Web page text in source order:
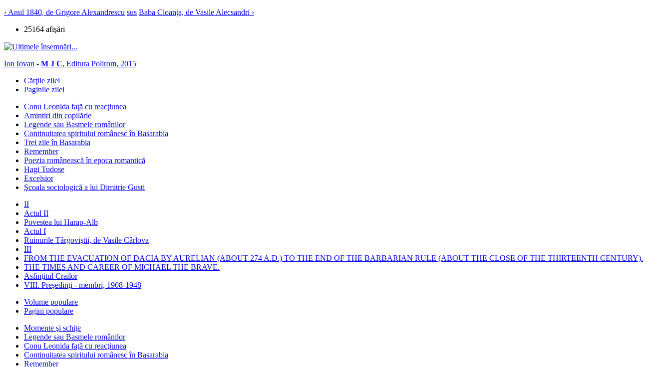
‹ Anul 1840, de Grigore Alexandrescu sus Baba Cloanţa, de Vasile Alecsandri ›
25164 afişări
Ion Iovan - M J C, Editura Polirom, 2015
Cărţile zilei
Paginile zilei
Conu Leonida faţă cu reacţiunea
Amintiri din copilărie
Legende sau Basmele românilor
Continuitatea spiritului românesc în Basarabia
Trei zile în Basarabia
Remember
Poezia românească în epoca romantică
Hagi Tudose
Excelsior
Şcoala sociologică a lui Dimitrie Gusti
II
Actul II
Povestea lui Harap-Alb
Actul I
Ruinurile Târgoviştii, de Vasile Cârlova
III
FROM THE EVACUATION OF DACIA BY AURELIAN (ABOUT 274 A.D.) TO THE END OF THE BARBARIAN RULE (ABOUT THE CLOSE OF THE THIRTEENTH CENTURY).
THE TIMES AND CAREER OF MICHAEL THE BRAVE.
Asfinţitul Crailor
VIII. Preşedinţi - membri, 1908-1948
Volume populare
Pagini populare
Momente şi schiţe
Legende sau Basmele românilor
Conu Leonida faţă cu reacţiunea
Continuitatea spiritului românesc în Basarabia
Remember